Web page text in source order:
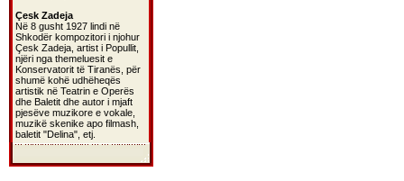
Çesk Zadeja
Në 8 gusht 1927 lindi në
Shkodër kompozitori i njohur
Çesk Zadeja, artist i Popullit,
njëri nga themeluesit e
Konservatorit të Tiranës, për
shumë kohë udhëheqës
artistik në Teatrin e Operës
dhe Baletit dhe autor i mjaft
pjesëve muzikore e vokale,
muzikë skenike apo filmash,
baletit "Delina", etj.